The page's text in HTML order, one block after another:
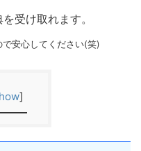
受け取れます。
安心してください(笑)
]